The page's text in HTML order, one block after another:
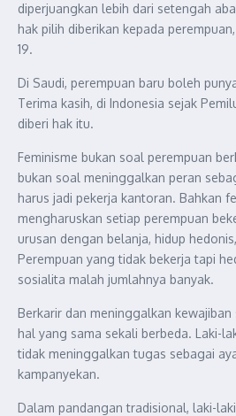
diperjuangkan lebih dari setengah
hak pilih diberikan kepada
19.
Di Saudi, perempuan baru boleh
Terima kasih, di Indonesia sejak
diberi hak itu.
Feminisme bukan soal perempuan
bukan soal meninggalkan peran
harus jadi pekerja kantoran. Bahkan
mengharuskan setiap perempuan
urusan dengan belanja, hidup
Perempuan yang tidak bekerja tapi
sosialita malah jumlahnya banyak.
Berkarir dan meninggalkan
hal yang sama sekali berbeda. Laki-
tidak meninggalkan tugas sebagai
kampanyekan.
Dalam pandangan tradisional, laki-